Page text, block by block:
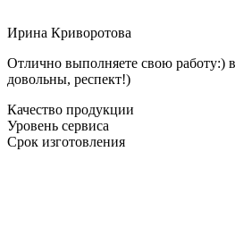
Ирина Криворотова
Отлично выполняете свою работу:)
довольны, респект!)
Качество продукции
Уровень сервиса
Срок изготовления